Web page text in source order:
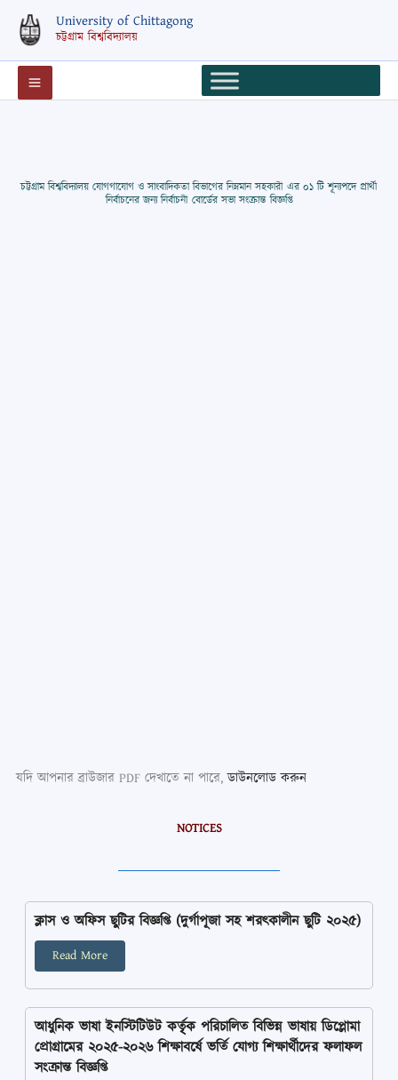
content
University of Chittagong
চট্টগ্রাম বিশ্ববিদ্যালয়
চট্টগ্রাম বিশ্ববিদ্যালয় যোগগাযোগ ও সাংবাদিকতা বিভাগের নিম্নমান সহকারী এর ০১ টি শূন্যপদে প্রার্থী
নির্বাচনের জন্য নির্বাচনী বোর্ডের সভা সংক্রান্ত বিজ্ঞপ্তি
যদি আপনার ব্রাউজার PDF দেখাতে না পারে,ডাউনলোড করুন
NOTICES
ক্লাস ও অফিস ছুটির বিজ্ঞপ্তি (দুর্গাপূজা সহ শরৎকালীন ছুটি ২০২৫)
Read More
আধুনিক ভাষা ইনস্টিটিউট কর্তৃৃক পরিচালিত বিভিন্ন ভাষায় ডিপ্লোমা
প্রোগ্রামের ২০২৫-২০২৬ শিক্ষাবর্ষে ভর্তি যোগ্য শিক্ষার্থীদের ফলাফল
সংক্রান্ত বিজ্ঞপ্তি